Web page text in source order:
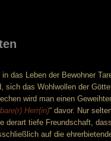
das Leben der Bewohner
sich das Wohlwollen der
wird man einen
Herr(in)“ davor. Nur
derart tiefe Freundschaft,
auf die